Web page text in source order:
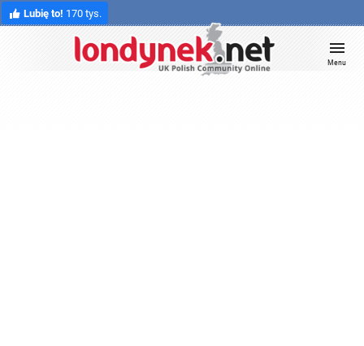
Lubię to! 170 tys.
Menu